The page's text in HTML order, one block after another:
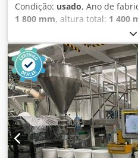
Condição: usado, Ano de
1 800 mm, altura total: 1 400
Cor: Verde Peso em vazio:
Preço: Sob consulta - Ano de
Documentação disponível:
Controlo: Convencional -
mm x 2250 mm x 1400 mm (c
[kg]: 2000 kg - Embalagens de
Informações financeiras IVA:
IVA IVA/Regime de
empresas Entrega e
possível a qualquer